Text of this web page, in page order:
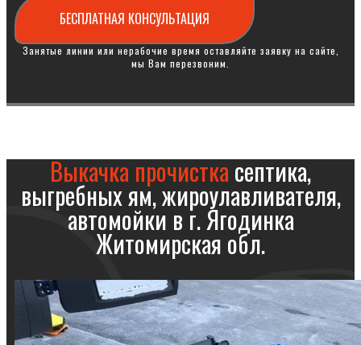
БЕСПЛАТНАЯ КОНСУЛЬТАЦИЯ
Занятые линии или нерабочие время оставляйте заявку на сайте,
мы Вам перезвоним.
Выкачка прочисткасептика,
выгребных ям, жироулавливателя,
автомойки в г. Ягодинка
Житомирская обл.